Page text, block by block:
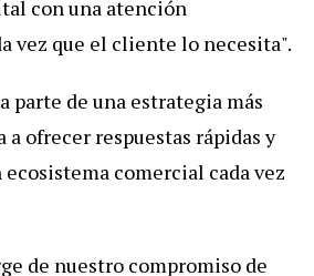
con una atención
vez que el cliente lo necesita".
parte de una estrategia más
a ofrecer respuestas rápidas y
comercial cada vez
de nuestro compromiso de